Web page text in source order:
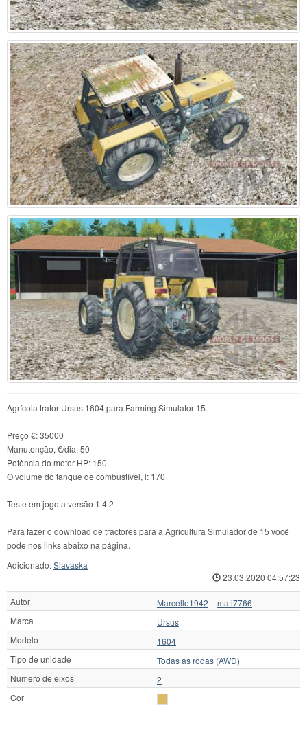
Agrícola trator Ursus 1604 para Farming Simulator 15.
Preço €: 35000
Manutenção, €/dia: 50
Potência do motor HP: 150
O volume do tanque de combustível, l: 170
Teste em jogo a versão 1.4.2
Para fazer o download de tractores para a Agricultura Simulador de 15 você
pode nos links abaixo na página.
Adicionado:Slavaska
23.03.2020 04:57:23
Autor Marcello1942
mati7766
Marca
Ursus
Modelo
1604
Tipo de unidade
Todas as rodas (AWD)
Número de eixos
2
Cor